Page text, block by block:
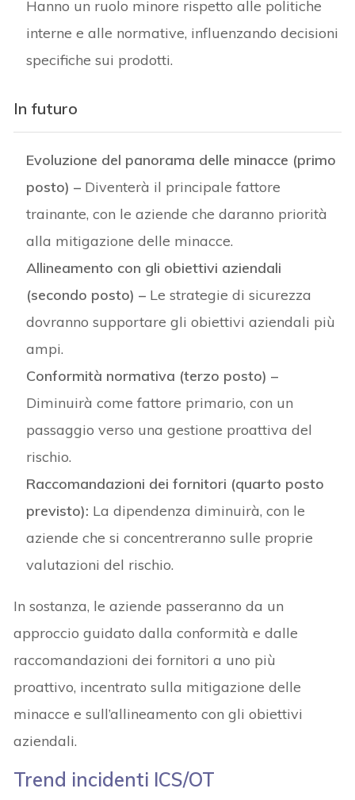
Hanno un ruolo minore rispetto alle politiche
interne e alle normative, influenzando decisioni
specifiche sui prodotti.
In futuro
Evoluzione del panorama delle minacce (primo
posto) – Diventerà il principale fattore
trainante, con le aziende che daranno priorità
alla mitigazione delle minacce.
Allineamento con gli obiettivi aziendali
(secondo posto) – Le strategie di sicurezza
dovranno supportare gli obiettivi aziendali più
ampi.
Conformità normativa (terzo posto) –
Diminuirà come fattore primario, con un
passaggio verso una gestione proattiva del
rischio.
Raccomandazioni dei fornitori (quarto posto
previsto): La dipendenza diminuirà, con le
aziende che si concentreranno sulle proprie
valutazioni del rischio.
In sostanza, le aziende passeranno da un
approccio guidato dalla conformità e dalle
raccomandazioni dei fornitori a uno più
proattivo, incentrato sulla mitigazione delle
minacce e sull’allineamento con gli obiettivi
aziendali.
Trend incidenti ICS/OT